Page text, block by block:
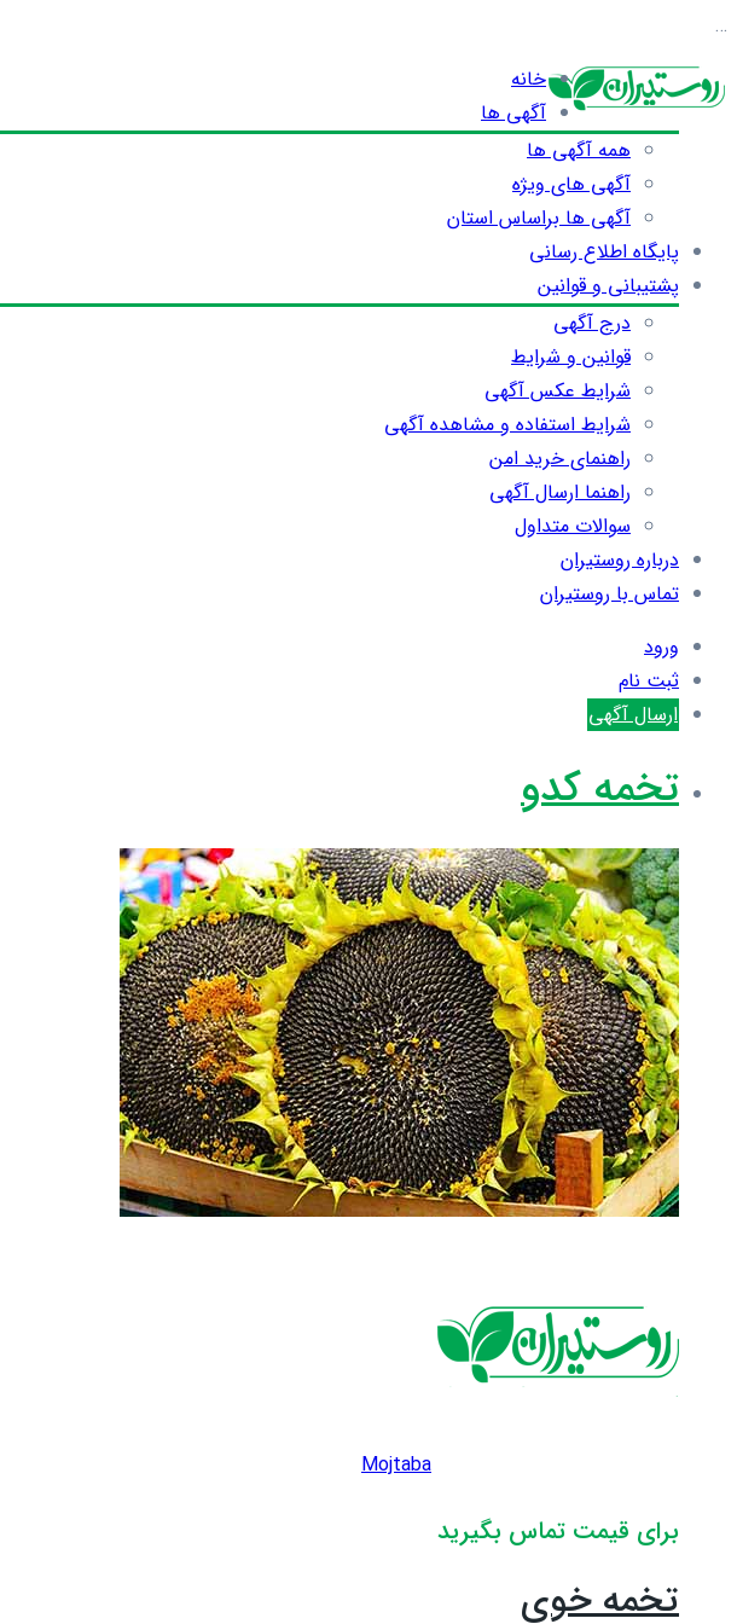
…
خانه
آگهی ها
همه آگهی ها
آگهی های ویژه
آگهی ها براساس استان
پایگاه اطلاع رسانی
پشتیبانی و قوانین
درج آگهی
قوانین و شرایط
شرایط عکس آگهی
شرایط استفاده و مشاهده آگهی
راهنمای خرید امن
راهنما ارسال آگهی
سوالات متداول
درباره روستیران
تماس با روستیران
ورود
ثبت نام
ارسال آگهی
تخمه کدو
Mojtaba
برای قیمت تماس بگیرید
تخمه خوی